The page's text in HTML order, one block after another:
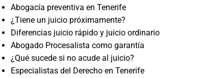
Abogacía preventiva en Tenerife
¿Tiene un juicio próximamente?
Diferencias juicio rápido y juicio ordinario
Abogado Procesalista como garantía
¿Qué sucede si no acude al juicio?
Especialistas del Derecho en Tenerife